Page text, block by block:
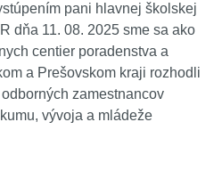
pani hlavnej školskej
dňa 11. 08. 2025 sme sa ako
centier poradenstva a
a Prešovskom kraji rozhodli
zamestnancov
vývoja a mládeže